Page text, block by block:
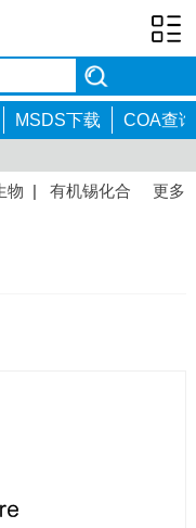
MSDS下载 COA查询
更多
物 | 有机锡化合